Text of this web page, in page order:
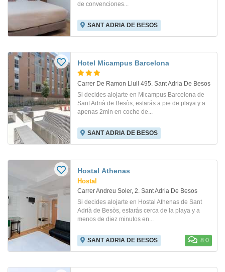
de convenciones...
SANT ADRIA DE BESOS
Hotel Micampus Barcelona
Carrer De Ramon Llull 495. Sant Adria De Besos
Si decides alojarte en Micampus Barcelona de
Sant Adrià de Besòs, estarás a pie de playa y a
apenas 2min en coche de...
SANT ADRIA DE BESOS
Hostal Athenas
Hostal
Carrer Andreu Soler, 2. Sant Adria De Besos
Si decides alojarte en Hostal Athenas de Sant
Adrià de Besòs, estarás cerca de la playa y a
menos de diez minutos en...
SANT ADRIA DE BESOS 8.0